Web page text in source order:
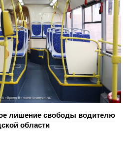
лишение свободы водителю
области